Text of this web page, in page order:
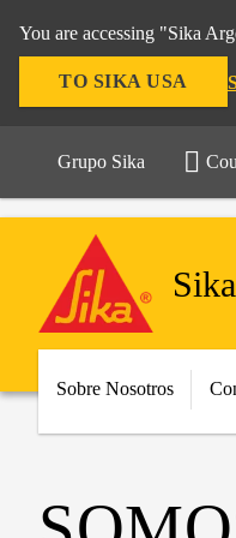
You are accessing "Sika
TO SIKA USA
Grupo Sika
Sobre Nosotros